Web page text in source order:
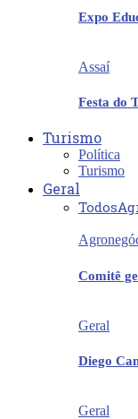
Expo
Assaí
Festa do
Turismo
Política
Turismo
Geral
Todos
Comitê
Geral
Diego
Geral